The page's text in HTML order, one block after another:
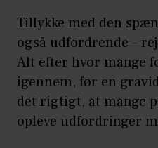
Tillykke med den
også udfordrende –
Alt efter hvor mange
igennem, før en
det rigtigt, at mange
opleve udfordringer